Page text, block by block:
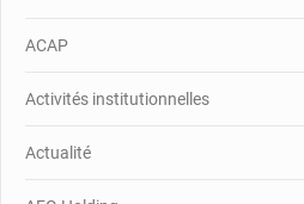
ACAP
Activités institutionnelles
Actualité